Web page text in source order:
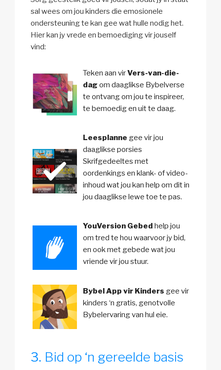
sal wees om jou kinders die emosionele
ondersteuning te kan gee wat hulle nodig het.
Hier kan jy vrede en bemoediging vir jouself
vind:
Teken aan virVers-van-die-
dag om daaglikse Bybelverse
te ontvang om jou te inspireer,
te bemoedig en uit te daag.
Leesplanne gee vir jou
daaglikse porsies
Skrifgedeeltes met
oordenkings en klank- of video-
inhoud wat jou kan help om dit in
jou daaglikse lewe toe te pas.
YouVersion Gebed help jou
om tred te hou waarvoor jy bid,
en ook met gebede wat jou
vriende vir jou stuur.
Bybel App vir Kinders gee vir
kinders ‘n gratis, genotvolle
Bybelervaring van hul eie.
Bid op ‘n gereelde basis